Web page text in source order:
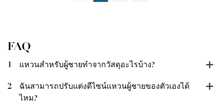
FAQ
1 แหวนสำหรับผู้ชายทำจากวัสดุอะไรบ้าง?
2
ฉันสามารถปรับแต่งดีไซน์แหวนผู้ชายของตัวเองได้
ไหม?